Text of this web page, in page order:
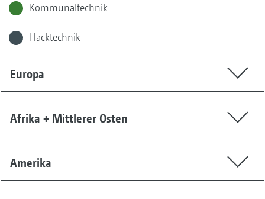
Kommunaltechnik
Hacktechnik
Europa
Afrika + Mittlerer Osten
Amerika